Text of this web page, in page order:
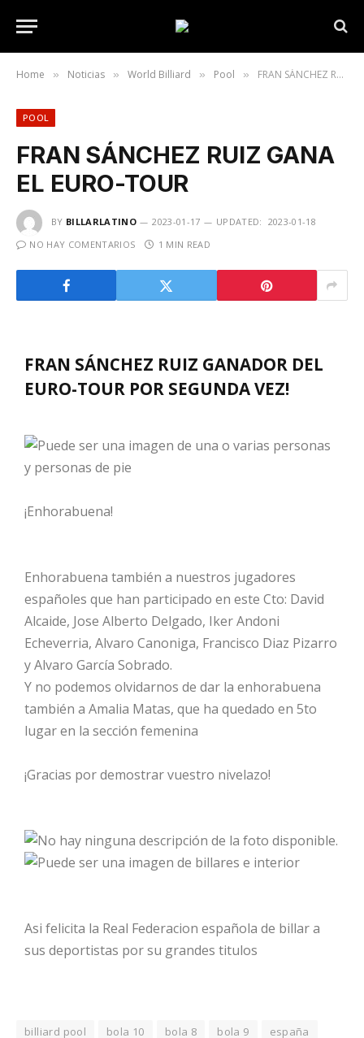
Home » Noticias » World Billiard » Pool » FRAN SÁNCHEZ RUIZ GANA EL EURO-TOUR
POOL
FRAN SÁNCHEZ RUIZ GANA
EL EURO-TOUR
BY BILLARLATINO 2023-01-17 UPDATED: 2023-01-18
NO HAY COMENTARIOS
1 MIN READ
FRAN SÁNCHEZ RUIZ GANADOR DEL
EURO-TOUR POR SEGUNDA VEZ!
¡Enhorabuena!
Enhorabuena también a nuestros jugadores
españoles que han participado en este Cto: David
Alcaide, Jose Alberto Delgado, Iker Andoni
Echeverria, Alvaro Canoniga, Francisco Diaz Pizarro
y Alvaro García Sobrado.
Y no podemos olvidarnos de dar la enhorabuena
también a Amalia Matas, que ha quedado en 5to
lugar en la sección femenina
¡Gracias por demostrar vuestro nivelazo!
Asi felicita la Real Federacion española de billar a
sus deportistas por su grandes titulos
billiard pool bola 10 bola 8 bola 9
españa